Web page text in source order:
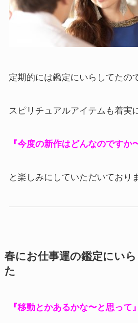
定期的には鑑定にいらしてたの
スピリチュアルアイテムも着実
『今度の新作はどんなのですか
と楽しみにしていただいており
春にお仕事運の鑑定にい
た
『移動とかあるかな〜と思って